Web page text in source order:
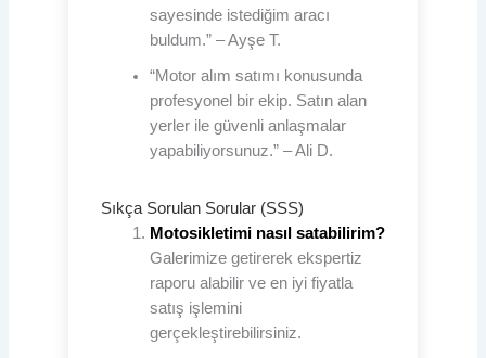
sayesinde istediğim aracı
buldum.” – Ayşe T.
“Motor alım satımı konusunda
profesyonel bir ekip. Satın alan
yerler ile güvenli anlaşmalar
yapabiliyorsunuz.” – Ali D.
Sıkça Sorulan Sorular (SSS)
Motosikletimi nasıl satabilirim?
Galerimize getirerek ekspertiz
raporu alabilir ve en iyi fiyatla
satış işlemini
gerçekleştirebilirsiniz.